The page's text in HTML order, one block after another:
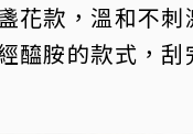
花款，溫和不刺
醯胺的款式，